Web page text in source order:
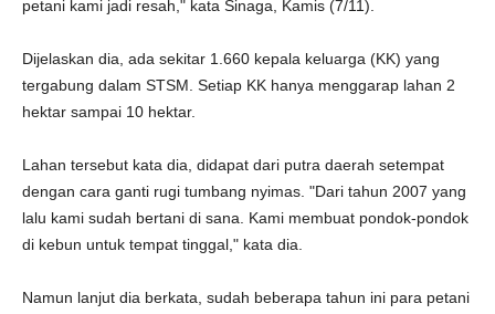
petani kami jadi resah," kata Sinaga, Kamis (7/11).
Dijelaskan dia, ada sekitar 1.660 kepala keluarga (KK) yang
tergabung dalam STSM. Setiap KK hanya menggarap lahan 2
hektar sampai 10 hektar.
Lahan tersebut kata dia, didapat dari putra daerah setempat
dengan cara ganti rugi tumbang nyimas. "Dari tahun 2007 yang
lalu kami sudah bertani di sana. Kami membuat pondok-pondok
di kebun untuk tempat tinggal," kata dia.
Namun lanjut dia berkata, sudah beberapa tahun ini para petani